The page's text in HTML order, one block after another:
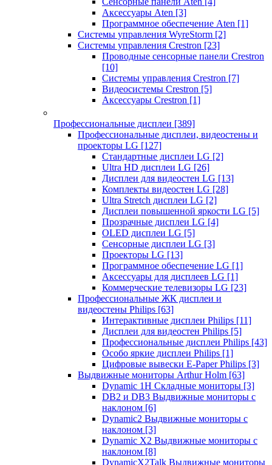
Аксессуары Aten [3]
Программное обеспечение Aten [1]
Системы управления WyreStorm [2]
Системы управления Crestron [23]
Проводные сенсорные панели Crestron
[10]
Системы управления Crestron [7]
Видеосистемы Crestron [5]
Аксессуары Crestron [1]
Профессиональные дисплеи [389]
Профессиональные дисплеи, видеостены и
проекторы LG [127]
Стандартные дисплеи LG [2]
Ultra HD дисплеи LG [26]
Дисплеи для видеостен LG [13]
Комплекты видеостен LG [28]
Ultra Stretch дисплеи LG [2]
Дисплеи повышенной яркости LG [5]
Прозрачные дисплеи LG [4]
OLED дисплеи LG [5]
Сенсорные дисплеи LG [3]
Проекторы LG [13]
Программное обеспечение LG [1]
Аксессуары для дисплеев LG [1]
Коммерческие телевизоры LG [23]
Профессиональные ЖК дисплеи и
видеостены Philips [63]
Интерактивные дисплеи Philips [11]
Дисплеи для видеостен Philips [5]
Профессиональные дисплеи Philips [43]
Особо яркие дисплеи Philips [1]
Цифровые вывески E-Paper Philips [3]
Выдвижные мониторы Arthur Holm [63]
Dynamic 1Н Складные мониторы [3]
DB2 и DB3 Выдвижные мониторы с
наклоном [6]
Dynamic2 Выдвижные мониторы с
наклоном [3]
Dynamic X2 Выдвижные мониторы с
наклоном [8]
DynamicX2Talk Выдвижные мониторы